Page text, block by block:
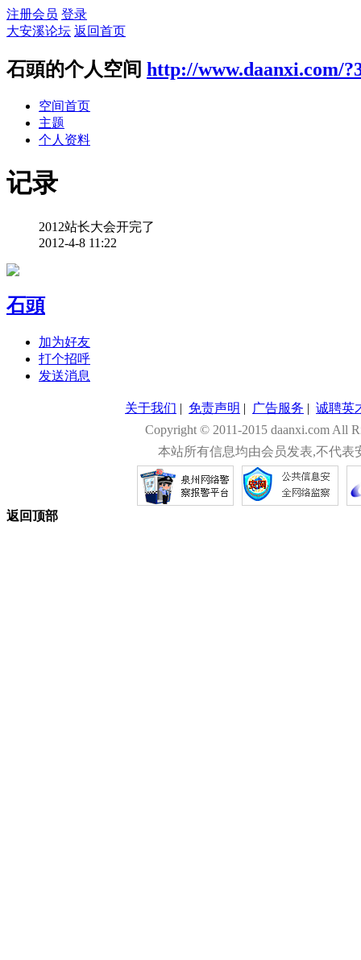
注册会员 登录
大安溪论坛 返回首页
石頭的个人空间 http://www.daanxi.com/
空间首页
主题
个人资料
记录
2012站长大会开完了
2012-4-8 11:22
石頭
加为好友
打个招呼
发送消息
关于我们 | 免责声明 | 广告服务 | 诚聘英
Copyright © 2011-2015 daanxi.com All
本站所有信息均由会员发表,不代
返回顶部